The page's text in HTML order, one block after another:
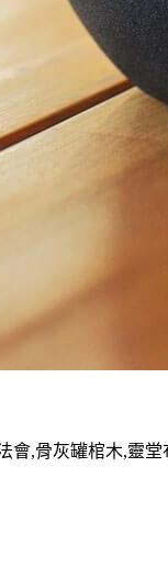
會,骨灰罐棺木,靈